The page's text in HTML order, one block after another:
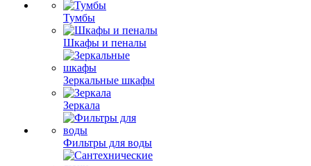
Тумбы
Шкафы и пеналы
Зеркальные шкафы
Зеркала
Фильтры для воды